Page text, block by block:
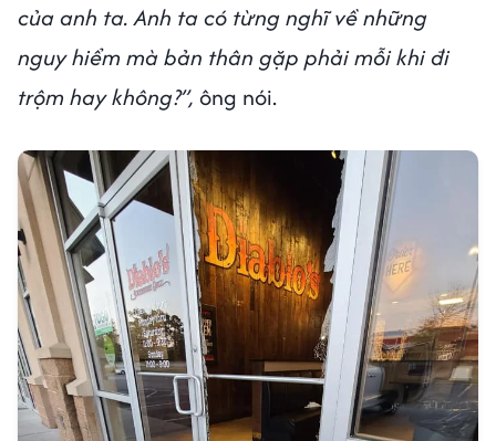
của anh ta. Anh ta có từng nghĩ về những
nguy hiểm mà bản thân gặp phải mỗi khi đi
trộm hay không?”, ông nói.